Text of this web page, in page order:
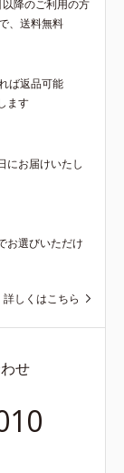
降のご利用の方
、送料無料
ば返品可能
ます
にお届けいたし
お選びいただけ
詳しくはこちら
せ